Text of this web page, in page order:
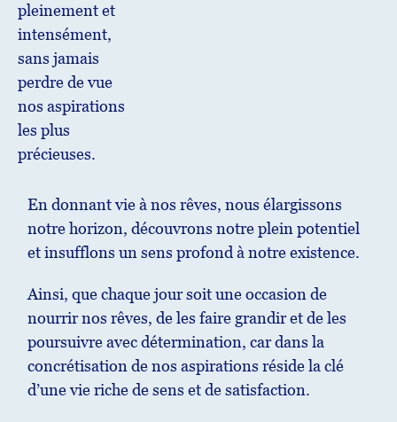
pleinement et
intensément,
sans jamais
perdre de vue
nos aspirations
les plus
précieuses.
En donnant vie à nos rêves, nous élargissons
notre horizon, découvrons notre plein potentiel
et insufflons un sens profond à notre existence.
Ainsi, que chaque jour soit une occasion de
nourrir nos rêves, de les faire grandir et de les
poursuivre avec détermination, car dans la
concrétisation de nos aspirations réside la clé
d’une vie riche de sens et de satisfaction.